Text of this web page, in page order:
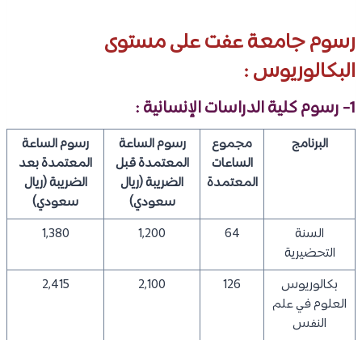
رسوم جامعة عفت على مستوى
البكالوريوس :
1- رسوم كلية الدراسات الإنسانية :
البرنامج
مجموع
الساعات
المعتمدة
رسوم الساعة
المعتمدة قبل
الضريبة (ريال
سعودي)
رسوم الساعة
المعتمدة بعد
الضريبة (ريال
سعودي)
السنة
التحضيرية
64
1,200
1,380
بكالوريوس
العلوم في علم
النفس
126
2,100
2,415